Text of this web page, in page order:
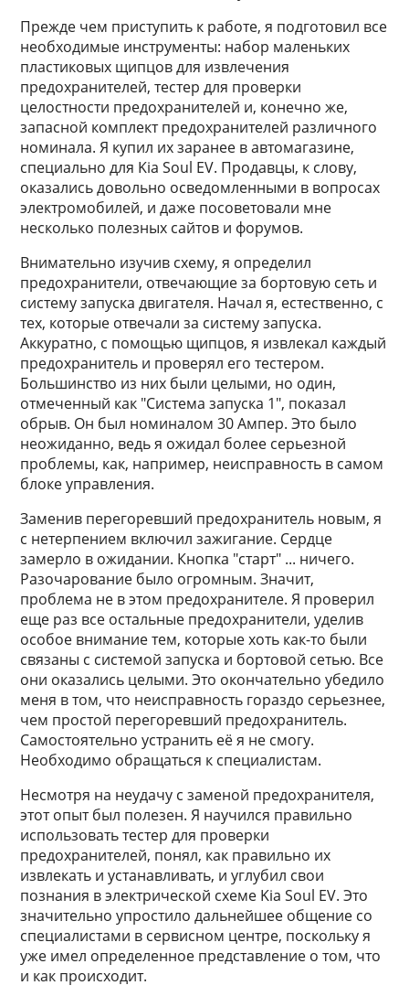
Прежде чем приступить к работе, я подготовил все
необходимые инструменты: набор маленьких
пластиковых щипцов для извлечения
предохранителей, тестер для проверки
целостности предохранителей и, конечно же,
запасной комплект предохранителей различного
номинала. Я купил их заранее в автомагазине,
специально для Kia Soul EV. Продавцы, к слову,
оказались довольно осведомленными в вопросах
электромобилей, и даже посоветовали мне
несколько полезных сайтов и форумов.
Внимательно изучив схему, я определил
предохранители, отвечающие за бортовую сеть и
систему запуска двигателя. Начал я, естественно, с
тех, которые отвечали за систему запуска.
Аккуратно, с помощью щипцов, я извлекал каждый
предохранитель и проверял его тестером.
Большинство из них были целыми, но один,
отмеченный как "Система запуска 1", показал
обрыв. Он был номиналом 30 Ампер. Это было
неожиданно, ведь я ожидал более серьезной
проблемы, как, например, неисправность в самом
блоке управления.
Заменив перегоревший предохранитель новым, я
с нетерпением включил зажигание. Сердце
замерло в ожидании. Кнопка "старт" ... ничего.
Разочарование было огромным. Значит,
проблема не в этом предохранителе. Я проверил
еще раз все остальные предохранители, уделив
особое внимание тем, которые хоть как-то были
связаны с системой запуска и бортовой сетью. Все
они оказались целыми. Это окончательно убедило
меня в том, что неисправность гораздо серьезнее,
чем простой перегоревший предохранитель.
Самостоятельно устранить её я не смогу.
Необходимо обращаться к специалистам.
Несмотря на неудачу с заменой предохранителя,
этот опыт был полезен. Я научился правильно
использовать тестер для проверки
предохранителей, понял, как правильно их
извлекать и устанавливать, и углубил свои
познания в электрической схеме Kia Soul EV. Это
значительно упростило дальнейшее общение со
специалистами в сервисном центре, поскольку я
уже имел определенное представление о том, что
и как происходит.